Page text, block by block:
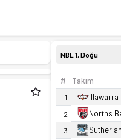
NBL 1, Doğu
# Takım
1 Illawarra
2 Norths
3